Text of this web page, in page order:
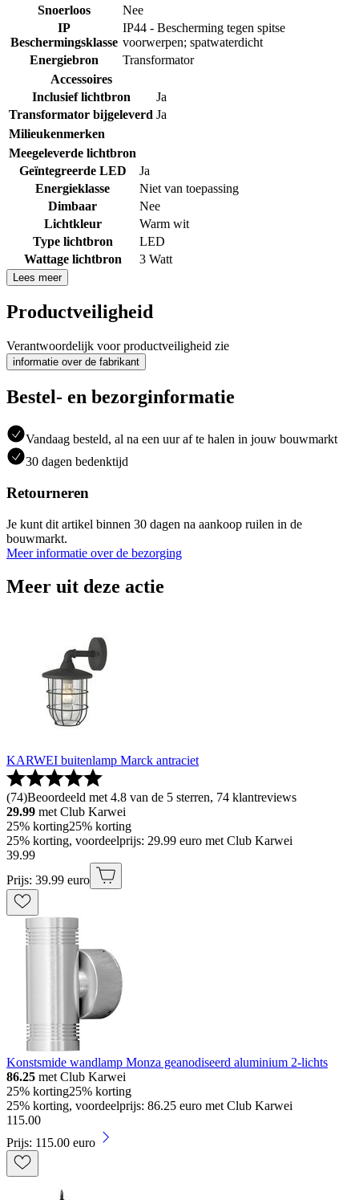
Snoerloos
Nee
IP
Beschermingsklasse
IP44 - Bescherming tegen spitse
voorwerpen; spatwaterdicht
Energiebron
Transformator
Accessoires
Inclusief lichtbron
Ja
Transformator bijgeleverd Ja
Milieukenmerken
Meegeleverde lichtbron
Geïntegreerde LED
Ja
Energieklasse
Niet van toepassing
Dimbaar
Nee
Lichtkleur
Warm wit
Type lichtbron
LED
Wattage lichtbron
3 Watt
Lees meer
Productveiligheid
Verantwoordelijk voor productveiligheid zie
informatie over de fabrikant
Bestel- en bezorginformatie
Vandaag besteld, al na een uur af te halen in jouw bouwmarkt
30 dagen bedenktijd
Retourneren
Je kunt dit artikel binnen 30 dagen na aankoop ruilen in de
bouwmarkt.
Meer informatie over de bezorging
Meer uit deze actie
KARWEI buitenlamp Marck antraciet
(74)Beoordeeld met 4.8 van de 5 sterren, 74 klantreviews
29.99 met Club Karwei
25% korting25% korting
25% korting, voordeelprijs: 29.99 euro met Club Karwei
39.99
Prijs: 39.99 euro
Konstsmide wandlamp Monza geanodiseerd aluminium 2-lichts
86.25 met Club Karwei
25% korting25% korting
25% korting, voordeelprijs: 86.25 euro met Club Karwei
115.00
Prijs: 115.00 euro